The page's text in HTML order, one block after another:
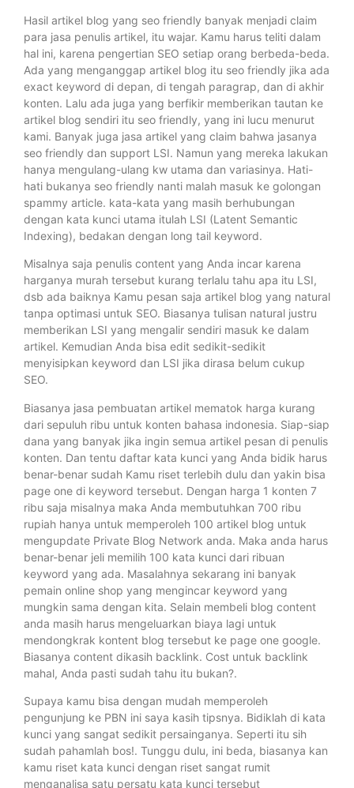
Hasil artikel blog yang seo friendly banyak menjadi claim
para jasa penulis artikel, itu wajar. Kamu harus teliti dalam
hal ini, karena pengertian SEO setiap orang berbeda-beda.
Ada yang menganggap artikel blog itu seo friendly jika ada
exact keyword di depan, di tengah paragrap, dan di akhir
konten. Lalu ada juga yang berfikir memberikan tautan ke
artikel blog sendiri itu seo friendly, yang ini lucu menurut
kami. Banyak juga jasa artikel yang claim bahwa jasanya
seo friendly dan support LSI. Namun yang mereka lakukan
hanya mengulang-ulang kw utama dan variasinya. Hati-
hati bukanya seo friendly nanti malah masuk ke golongan
spammy article. kata-kata yang masih berhubungan
dengan kata kunci utama itulah LSI (Latent Semantic
Indexing), bedakan dengan long tail keyword.
Misalnya saja penulis content yang Anda incar karena
harganya murah tersebut kurang terlalu tahu apa itu LSI,
dsb ada baiknya Kamu pesan saja artikel blog yang natural
tanpa optimasi untuk SEO. Biasanya tulisan natural justru
memberikan LSI yang mengalir sendiri masuk ke dalam
artikel. Kemudian Anda bisa edit sedikit-sedikit
menyisipkan keyword dan LSI jika dirasa belum cukup
SEO.
Biasanya jasa pembuatan artikel mematok harga kurang
dari sepuluh ribu untuk konten bahasa indonesia. Siap-siap
dana yang banyak jika ingin semua artikel pesan di penulis
konten. Dan tentu daftar kata kunci yang Anda bidik harus
benar-benar sudah Kamu riset terlebih dulu dan yakin bisa
page one di keyword tersebut. Dengan harga 1 konten 7
ribu saja misalnya maka Anda membutuhkan 700 ribu
rupiah hanya untuk memperoleh 100 artikel blog untuk
mengupdate Private Blog Network anda. Maka anda harus
benar-benar jeli memilih 100 kata kunci dari ribuan
keyword yang ada. Masalahnya sekarang ini banyak
pemain online shop yang mengincar keyword yang
mungkin sama dengan kita. Selain membeli blog content
anda masih harus mengeluarkan biaya lagi untuk
mendongkrak kontent blog tersebut ke page one google.
Biasanya content dikasih backlink. Cost untuk backlink
mahal, Anda pasti sudah tahu itu bukan?.
Supaya kamu bisa dengan mudah memperoleh
pengunjung ke PBN ini saya kasih tipsnya. Bidiklah di kata
kunci yang sangat sedikit persainganya. Seperti itu sih
sudah pahamlah bos!. Tunggu dulu, ini beda, biasanya kan
kamu riset kata kunci dengan riset sangat rumit
menganalisa satu persatu kata kunci tersebut